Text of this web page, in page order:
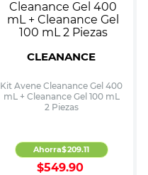
CLEANANCE
Kit Avene Cleanance Gel 400
mL + Cleanance Gel 100 mL
2 Piezas
$549.90
Ahorra$209.11